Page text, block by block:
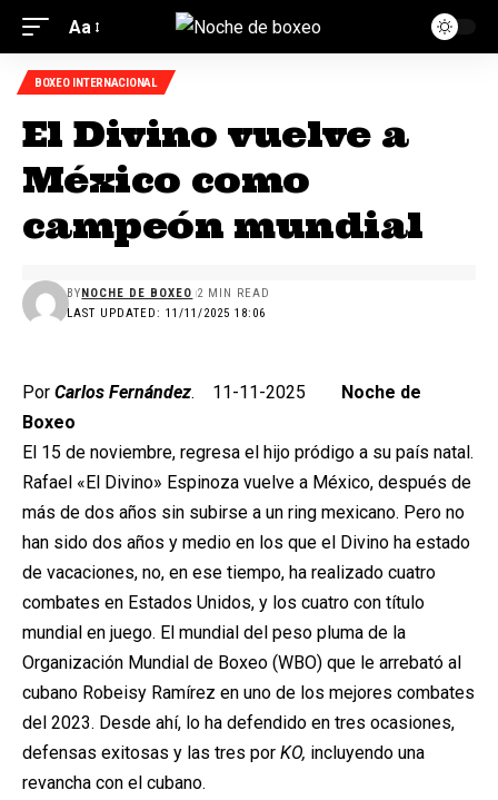
Aa
BOXEO INTERNACIONAL
El Divino vuelve a
México como
campeón mundial
LAST UPDATED: 11/11/2025 18:06
BYNOCHE DE BOXEO 2 MIN READ
Por Carlos Fernández. 11-11-2025
Noche de
Boxeo
El 15 de noviembre, regresa el hijo pródigo a su país natal.
Rafael «El Divino» Espinoza vuelve a México, después de
más de dos años sin subirse a un ring mexicano. Pero no
han sido dos años y medio en los que el Divino ha estado
de vacaciones, no, en ese tiempo, ha realizado cuatro
combates en Estados Unidos, y los cuatro con título
mundial en juego. El mundial del peso pluma de la
Organización Mundial de Boxeo (WBO) que le arrebató al
cubano Robeisy Ramírez en uno de los mejores combates
del 2023. Desde ahí, lo ha defendido en tres ocasiones,
defensas exitosas y las tres por KO, incluyendo una
revancha con el cubano.